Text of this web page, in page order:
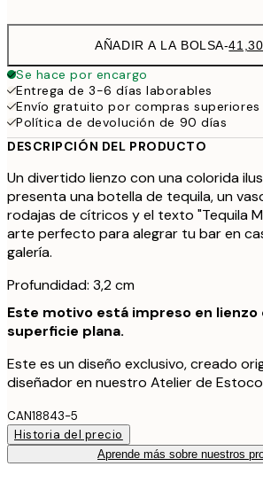
AÑADIR A LA BOLSA-
Se hace por encargo
Entrega de 3-6 días laborables
Envío gratuito por compras
Política de devolución de 90 días
DESCRIPCIÓN DEL PRODUCTO
Un divertido lienzo con una colorida
presenta una botella de tequila, un
rodajas de cítricos y el texto "Tequila
arte perfecto para alegrar tu bar en
galería.
Profundidad: 3,2 cm
Este motivo está impreso en lienzo
superficie plana.
Este es un diseño exclusivo, creado
diseñador en nuestro Atelier de
CAN18843-5
Historia del precio
Aprende más sobre nuestros